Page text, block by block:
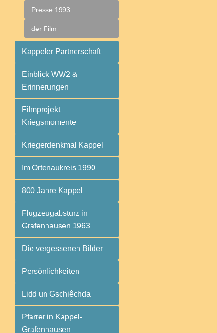
Presse 1993
der Film
Kappeler Partnerschaft
Einblick WW2 &
Erinnerungen
Filmprojekt
Kriegsmomente
Kriegerdenkmal Kappel
Im Ortenaukreis 1990
800 Jahre Kappel
Flugzeugabsturz in
Grafenhausen 1963
Die vergessenen Bilder
Persönlichkeiten
Lidd un Gschiêchda
Pfarrer in Kappel-
Grafenhausen